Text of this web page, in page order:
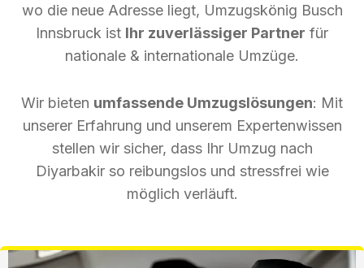
wo die neue Adresse liegt, Umzugskönig Busch
Innsbruck ist Ihr zuverlässiger Partner für
nationale & internationale Umzüge.
Wir bieten umfassende Umzugslösungen: Mit
unserer Erfahrung und unserem Expertenwissen
stellen wir sicher, dass Ihr Umzug nach
Diyarbakir so reibungslos und stressfrei wie
möglich verläuft.